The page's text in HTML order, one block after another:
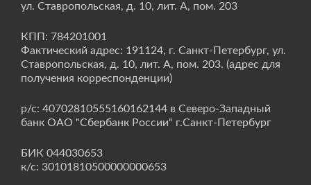
ул. Ставропольская, д. 10, лит. А, пом. 203
КПП: 784201001
Фактический адрес: 191124, г. Санкт-Петербург, ул.
Ставропольская, д. 10, лит. А, пом. 203. (адрес для
получения корреспонденции)
р/с: 40702810555160162144 в Северо-Западный
банк ОАО "Сбербанк России" г.Санкт-Петербург
БИК 044030653
к/с: 30101810500000000653